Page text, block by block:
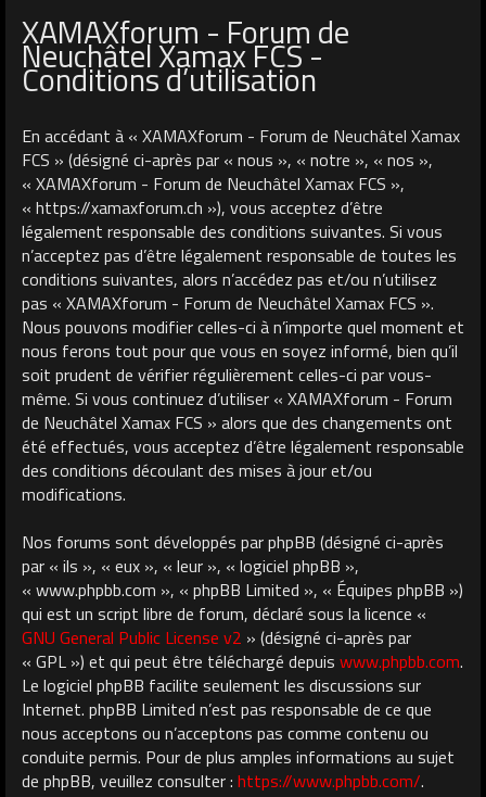
XAMAXforum - Forum de
Neuchâtel Xamax FCS -
Conditions d’utilisation
En accédant à « XAMAXforum - Forum de Neuchâtel Xamax
FCS » (désigné ci-après par « nous », « notre », « nos »,
« XAMAXforum - Forum de Neuchâtel Xamax FCS »,
« https://xamaxforum.ch »), vous acceptez d’être
légalement responsable des conditions suivantes. Si vous
n’acceptez pas d’être légalement responsable de toutes les
conditions suivantes, alors n’accédez pas et/ou n’utilisez
pas « XAMAXforum - Forum de Neuchâtel Xamax FCS ».
Nous pouvons modifier celles-ci à n’importe quel moment et
nous ferons tout pour que vous en soyez informé, bien qu’il
soit prudent de vérifier régulièrement celles-ci par vous-
même. Si vous continuez d’utiliser « XAMAXforum - Forum
de Neuchâtel Xamax FCS » alors que des changements ont
été effectués, vous acceptez d’être légalement responsable
des conditions découlant des mises à jour et/ou
modifications.
Nos forums sont développés par phpBB (désigné ci-après
par « ils », « eux », « leur », « logiciel phpBB »,
« www.phpbb.com », « phpBB Limited », « Équipes phpBB »)
qui est un script libre de forum, déclaré sous la licence «
GNU General Public License v2 » (désigné ci-après par
« GPL ») et qui peut être téléchargé depuis www.phpbb.com.
Le logiciel phpBB facilite seulement les discussions sur
Internet. phpBB Limited n’est pas responsable de ce que
nous acceptons ou n’acceptons pas comme contenu ou
conduite permis. Pour de plus amples informations au sujet
de phpBB, veuillez consulter : https://www.phpbb.com/.